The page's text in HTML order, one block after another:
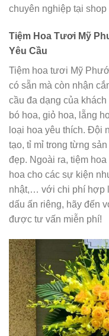
chuyên nghiệp tại
Tiệm Hoa Tươi Mỹ
Yêu Cầu
Tiệm hoa tươi Mỹ
có sẵn mà còn nhận
cầu đa dạng của
bó hoa, giỏ hoa, lẵng
loại hoa yêu thích. Đội
tạo, tỉ mỉ trong từng
đẹp. Ngoài ra, tiệm
hoa cho các sự kiện
nhật,… với chi phí hợp
dấu ấn riêng, hãy đến
được tư vấn miễn phí!